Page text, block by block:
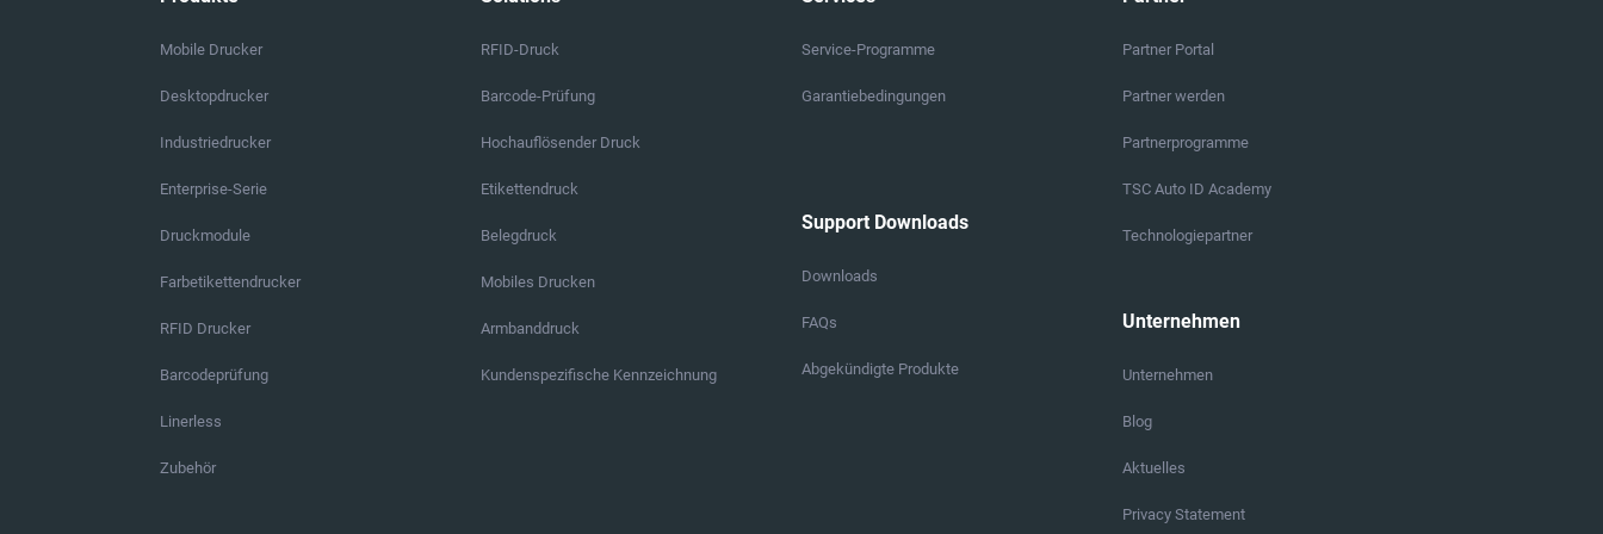
Mobile Drucker
Desktopdrucker
Industriedrucker
Enterprise-Serie
Druckmodule
Farbetikettendrucker
RFID Drucker
Barcodeprüfung
Linerless
Zubehör
RFID-Druck
Barcode-Prüfung
Hochauflösender Druck
Etikettendruck
Belegdruck
Mobiles Drucken
Armbanddruck
Kundenspezifische Kennzeichnung
Service-Programme
Garantiebedingungen
Support Downloads
Downloads
FAQs
Abgekündigte Produkte
Partner Portal
Partner werden
Partnerprogramme
TSC Auto ID Academy
Technologiepartner
Unternehmen
Unternehmen
Blog
Aktuelles
Privacy Statement